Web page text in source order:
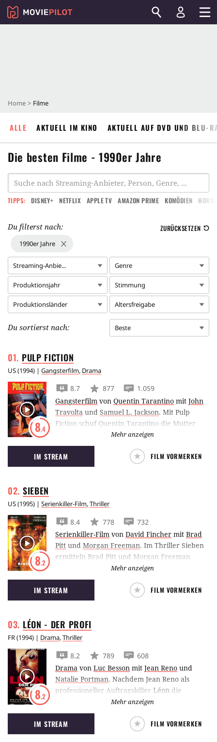
Home Filme
ALLE AKTUELL IM KINO AKTUELL AUF DVD UND BLU-
Die besten Filme - 1990er Jahre
TIPPS: DISNEY+ NETFLIX APPLE TV AMAZON PRIME KOMÖDIEN
Du filterst nach: ZURÜCKSETZEN
1990er Jahre
Streaming-Anbie... Genre
Produktionsjahr Stimmung
Produktionsländer Altersfreigabe
Du sortierst nach: Beste
PULP FICTION
US(1994) | Gangsterfilm, Drama
8.4
8.7 877
1.059
Gangsterfilm von Quentin Tarantino mit John
Travolta und Samuel L. Jackson. Mit Pulp
Fiction schuf Quentin Tarantino die Mutter
aller ‘Kultfilme’, in dem er philosophische
Profikiller, abgebrühte Boxer, perverse
Entführer und eine verführerische
Gangsterbraut in eine wahnwitzige Geschichte
Mehr anzeigen
IM STREAM FILM VORMERKEN
SIEBEN
US(1995) | Serienkiller-Film,Thriller
8.2
8.4 778
732
Serienkiller-Film von David Fincher mit Brad
Pitt und Morgan Freeman. Im Thriller Sieben
ermitteln Brad Pitt und Morgan Freeman
gegen den Serienmörder Kevin Spacey, der
seine Opfer auf bestialische Weise für ihre
Vergehen gegen die Sieben Todsünden
bestraft.
Mehr anzeigen
IM STREAM FILM VORMERKEN
LÉON - DER PROFI
FR(1994) | Drama,Thriller
8.2
8.2 789
608
Drama von Luc Besson mit Jean Reno und
Natalie Portman. Nachdem Jean Reno als
professioneller Auftragskiller Léon die
zwölfjährige Mathilda vor der Ermordung
rettet, will sie bei ihm in die Lehre gehen.
Natalie Portman feierte als Mathilda ihren
Schauspiel-Durchbruch.
Mehr anzeigen
IM STREAM FILM VORMERKEN